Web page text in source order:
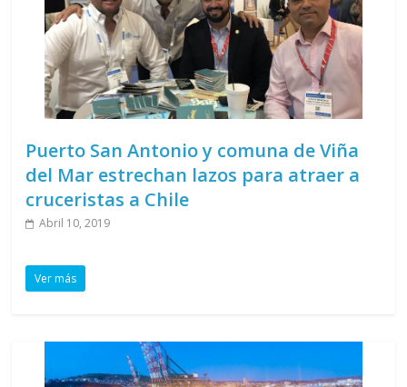
Puerto San Antonio y comuna de Viña
del Mar estrechan lazos para atraer a
cruceristas a Chile
Abril 10, 2019
Ver más